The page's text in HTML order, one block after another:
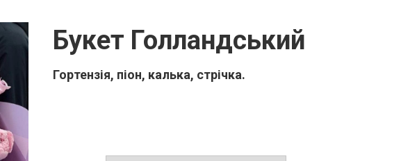
Букет Голландський
Гортензія, піон, калька, стрічка.